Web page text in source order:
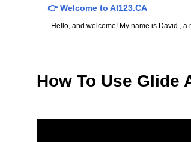
👉 Welcome to AI123.CA
Hello, and welcome! My name is David ,
How To Use Glide